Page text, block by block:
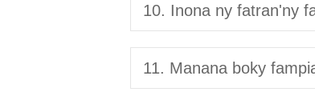
10. Inona ny fatran'ny
11. Manana boky